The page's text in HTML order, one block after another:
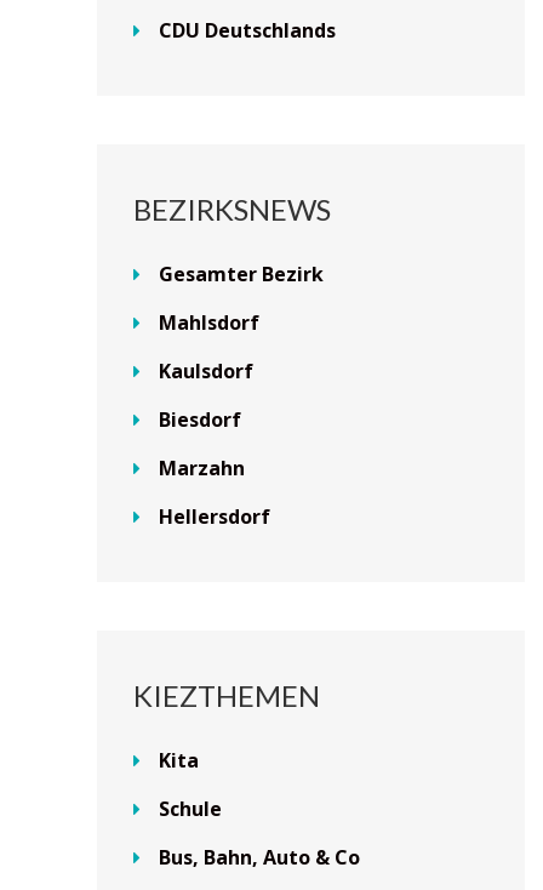
CDU Deutschlands
BEZIRKSNEWS
Gesamter Bezirk
Mahlsdorf
Kaulsdorf
Biesdorf
Marzahn
Hellersdorf
KIEZTHEMEN
Kita
Schule
Bus, Bahn, Auto & Co